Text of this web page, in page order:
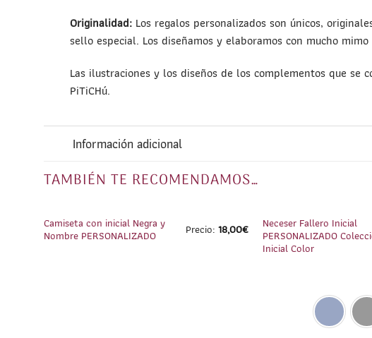
Originalidad: Los regalos personalizados son únicos,
sello especial. Los diseñamos y elaboramos con mucho
Las ilustraciones y los diseños de los complementos que se
PiTiCHú.
Información adicional
TAMBIÉN TE RECOMENDAMOS…
Camiseta con inicial Negra y
Nombre PERSONALIZADO Precio:18,00€ Neceser Fallero Inicial
PERSONALIZADO
Inicial Color